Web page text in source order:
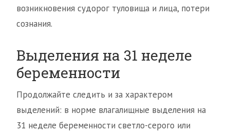
возникновения судорог туловища и лица, потери
сознания.
Выделения на 31 неделе
беременности
Продолжайте следить и за характером
выделений: в норме влагалищные выделения на
31 неделе беременности светло-серого или